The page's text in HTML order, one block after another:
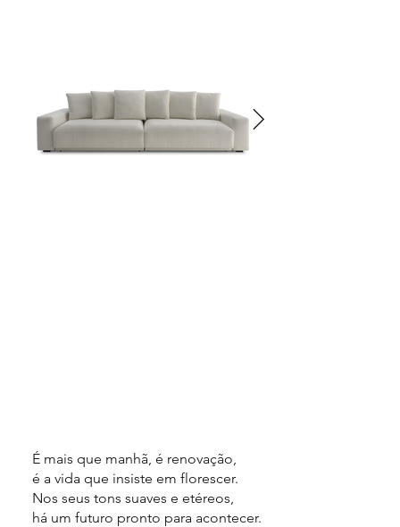
É mais que manhã, é renovação,
é a vida que insiste em florescer.
Nos seus tons suaves e etéreos,
há um futuro pronto para acontecer.